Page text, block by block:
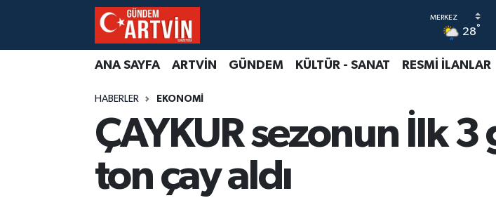
28°
ANA SAYFA ARTVİN GÜNDEM KÜLTÜR - SANAT RESMİ İLANLAR
HABERLER EKONOMİ
ÇAYKUR sezonun İlk
ton çay aldı